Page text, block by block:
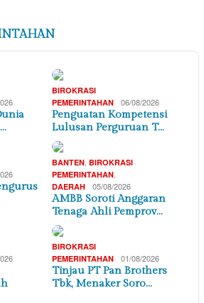
BIROKRASI
PEMERINTAHAN
06/08/2026
Penguatan Kompetensi
Lulusan Perguruan T…
BANTEN BIROKRASI
PEMERINTAHAN
DAERAH 05/08/2026
AMBB Soroti Anggaran
Tenaga Ahli Pemprov…
BIROKRASI
PEMERINTAHAN
01/08/2026
Tinjau PT Pan Brothers
Tbk, Menaker Soro…